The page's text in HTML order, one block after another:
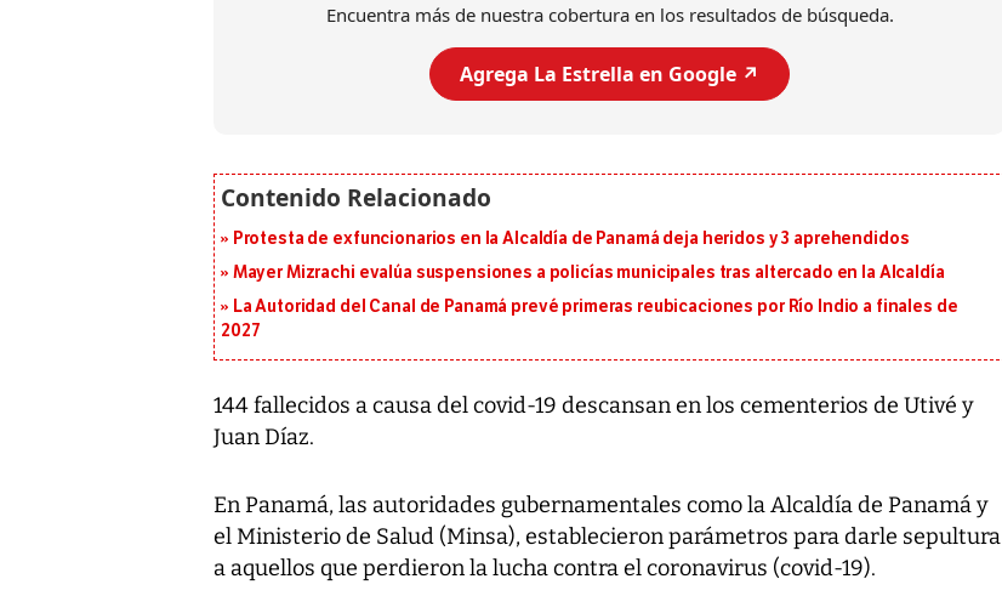
Encuentra más de nuestra cobertura en los resultados de búsqueda.
Agrega La Estrella en Google ↗️
Protesta de exfuncionarios en la Alcaldía de Panamá deja heridos y 3 aprehendidos
Mayer Mizrachi evalúa suspensiones a policías municipales tras altercado en la Alcaldía
La Autoridad del Canal de Panamá prevé primeras reubicaciones por Río Indio a finales de
2027
144 fallecidos a causa del covid-19 descansan en los cementerios de Utivé y
Juan Díaz.
En Panamá, las autoridades gubernamentales como la Alcaldía de Panamá y
el Ministerio de Salud (Minsa), establecieron parámetros para darle sepultura
a aquellos que perdieron la lucha contra el coronavirus (covid-19).
El director de la Lotería Nacional de
Beneficencia habla de la lotería